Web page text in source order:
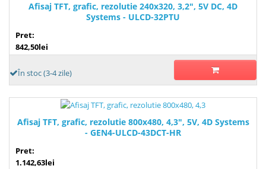
Afisaj TFT, grafic, rezolutie 240x320, 3,2", 5V DC, 4D
Systems - ULCD-32PTU
Pret:
842,50lei
În stoc (3-4 zile)
Afisaj TFT, grafic, rezolutie 800x480, 4,3", 5V, 4D Systems
- GEN4-ULCD-43DCT-HR
Pret:
1.142,63lei